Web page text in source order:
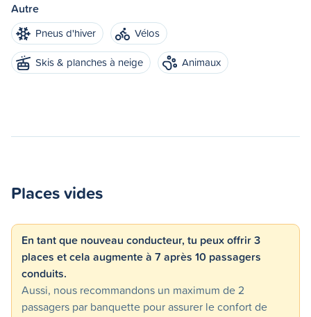
Autre
Pneus d'hiver
Vélos
Skis & planches à neige
Animaux
Places vides
En tant que nouveau conducteur, tu peux offrir 3
places et cela augmente à 7 après 10 passagers
conduits.
Aussi, nous recommandons un maximum de 2
passagers par banquette pour assurer le confort de